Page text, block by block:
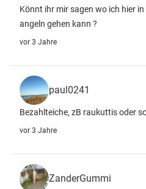
Könnt ihr mir sagen wo ich hier
angeln gehen kann ?
vor 3 Jahre
paul0241
Bezahlteiche, zB raukuttis oder
vor 3 Jahre
ZanderGummi